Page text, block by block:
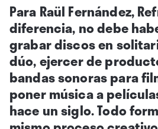
Para Raül Fernández,
diferencia, no debe
grabar discos en
dúo, ejercer de
bandas sonoras para
poner música a
hace un siglo. Todo